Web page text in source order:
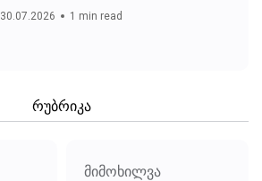
30.07.2026 1 min read
რუბრიკა
მიმოხილვა